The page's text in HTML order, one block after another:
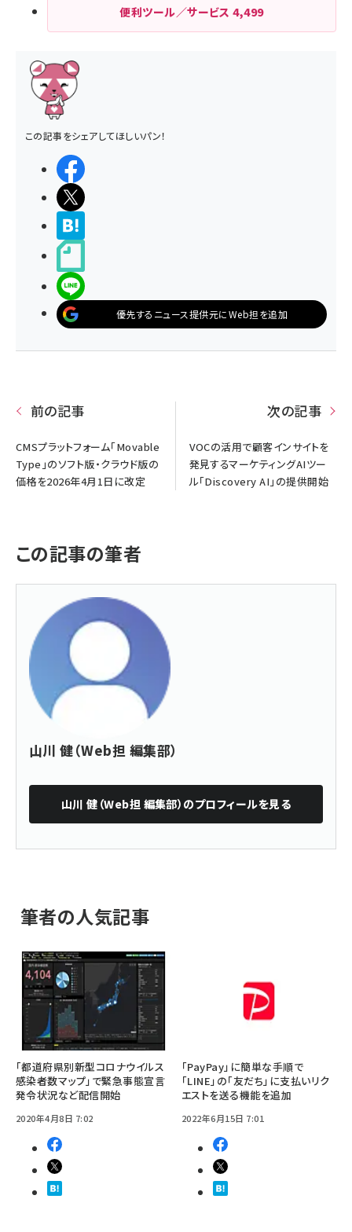
便利ツール／サービス4,499
この記事をシェアしてほしいパン！
優先するニュース提供元にWeb担を追加
前の記事
CMSプラットフォーム「Movable
Type」のソフト版・クラウド版の
価格を2026年4月1日に改定
次の記事
VOCの活用で顧客インサイトを
発見するマーケティングAIツー
ル「Discovery AI」の提供開始
この記事の筆者
山川 健（Web担 編集部）
山川 健（Web担 編集部） のプロフィールを見る
筆者の人気記事
「都道府県別新型コロナウイルス
感染者数マップ」で緊急事態宣言
発令状況など配信開始
2020年4月8日 7:02
「PayPay」に簡単な手順で
「LINE」の「友だち」に支払いリク
エストを送る機能を追加
2022年6月15日 7:01